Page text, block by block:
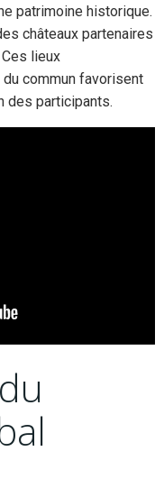
patrimoine historique.
châteaux partenaires
lieux
commun favorisent
des participants.